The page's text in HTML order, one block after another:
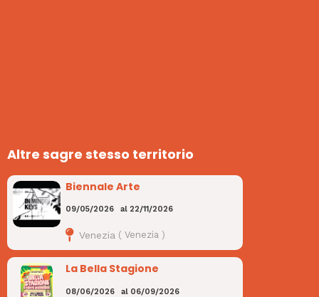
Altre sagre stesso territorio
Biennale Arte
09/05/2026 al 22/11/2026
Venezia ( Venezia)
La Bella Stagione
08/06/2026 al 06/09/2026